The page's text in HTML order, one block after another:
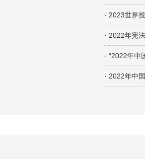
· 2023世界
· 2022年宪
· “2022年中
· 2022年中
天津营业部：022-58812601，022-
绵阳营业部：0816-2238660，
济南分公司：0531-86123236，